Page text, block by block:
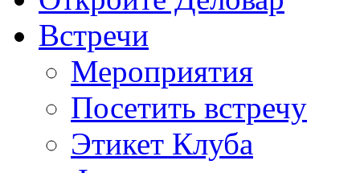
Встречи
Мероприятия
Посетить встречу
Этикет Клуба